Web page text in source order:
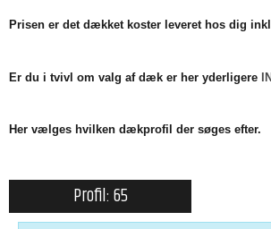
Prisen er det dækket koster leveret hos dig
Er du i tvivl om valg af dæk er her yderligere
Her vælges hvilken dækprofil der søges efter.
Profil: 65